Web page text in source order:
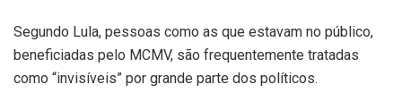
Segundo Lula, pessoas como as que estavam no público,
beneficiadas pelo MCMV, são frequentemente tratadas
como “invisíveis” por grande parte dos políticos.